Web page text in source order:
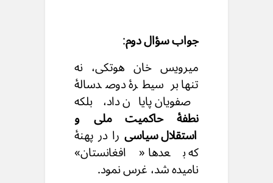
جواب سؤال دوم:
میرویس خان هوتکی، نه
تنها بر سیطرهٔ دوصدسالهٔ
صفویان پایان داد، بلکه
نطفهٔ حاکمیت ملی و
استقلال سیاسی را در پهنۀ
که بعدها «افغانستان»
نامیده شد، غرس نمود.